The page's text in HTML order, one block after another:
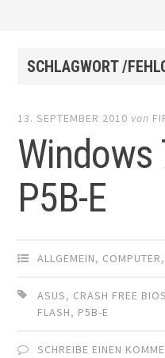
SCHLAGWORT /
13. SEPTEMBER 2010 von
Windows
P5B-E
ALLGEMEIN, COMPUTER,
ASUS, CRASH FREE BIOS
FLASH, P5B-E
SCHREIBE EINEN